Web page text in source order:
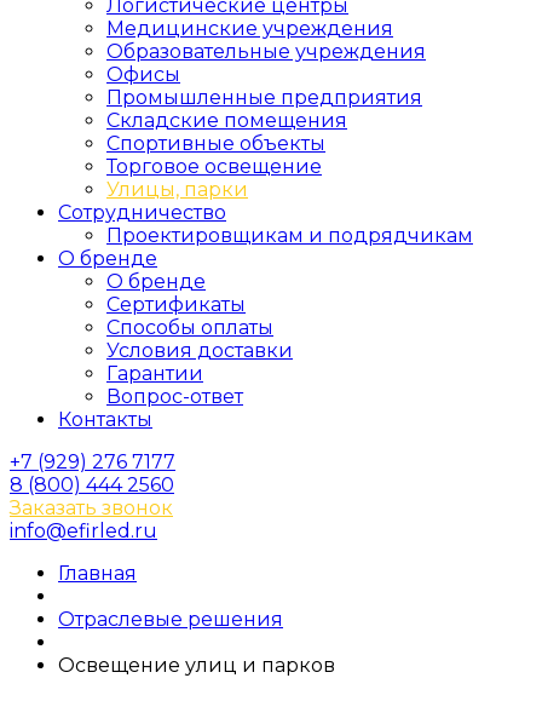
Логистические центры
Медицинские учреждения
Образовательные учреждения
Офисы
Промышленные предприятия
Складские помещения
Спортивные объекты
Торговое освещение
Улицы, парки
Сотрудничество
Проектировщикам и подрядчикам
О бренде
О бренде
Сертификаты
Способы оплаты
Условия доставки
Гарантии
Вопрос-ответ
Контакты
+7 (929) 276 7177
8 (800) 444 2560
Заказать звонок
info@efirled.ru
Главная
Отраслевые решения
Освещение улиц и парков